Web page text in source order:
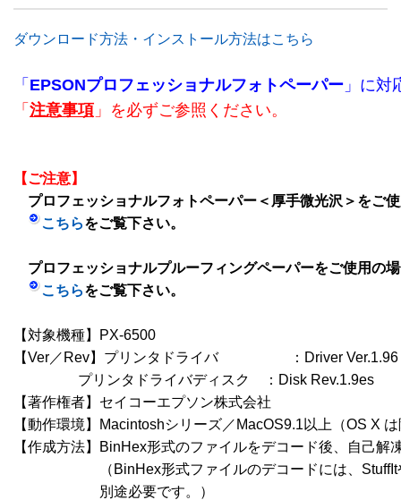
ダウンロード方法・インストール方法はこちら
「 EPSONプロフェッショナルフォトペーパー 」に対
「 注意事項 」を必ずご参照ください。
【ご注意】
プロフェッショナルフォトペーパー＜厚手微光沢＞をご
こちらをご覧下さい。
プロフェッショナルプルーフィングペーパーをご使用の
こちらをご覧下さい。
【対象機種】PX-6500
【Ver／Rev】プリンタドライバ　　　　　：Driver Ver.1.96
プリンタドライバディスク　：Disk Rev.1.9es
【著作権者】セイコーエプソン株式会社
【動作環境】Macintoshシリーズ／MacOS9.1以上（OS X
【作成方法】BinHex形式のファイルをデコード後、自己解
（BinHex形式ファイルのデコードには、StuffItや
別途必要です。）